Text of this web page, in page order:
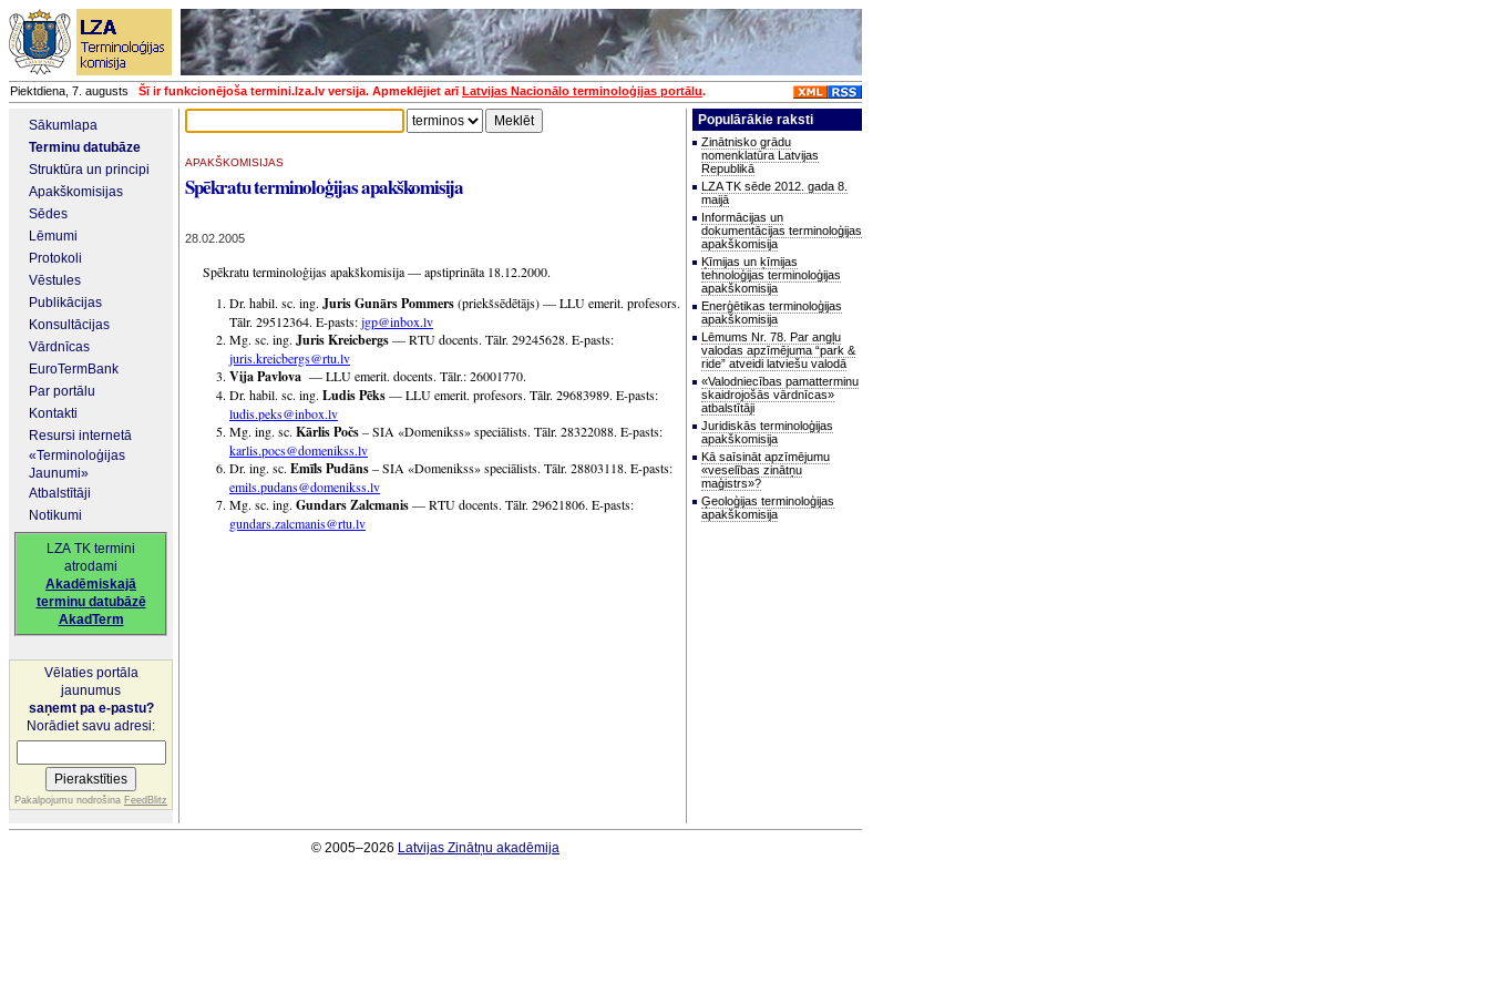
Piektdiena, 7. augusts Šī ir funkcionējoša termini.lza.lv versija. Apmeklējiet arīLatvijas Nacionālo terminoloģijas portālu.
Sākumlapa
Terminu datubāze
Struktūra un principi
Apakškomisijas
Sēdes
Lēmumi
Protokoli
Vēstules
Publikācijas
Konsultācijas
Vārdnīcas
EuroTermBank
Par portālu
Kontakti
Resursi internetā
«Terminoloģijas
Jaunumi»
Atbalstītāji
Notikumi
LZA TK termini
atrodami
Akadēmiskajā
terminu datubāzē
AkadTerm
Vēlaties portāla
jaunumus
saņemt pa e-pastu?
Norādiet savu adresi:
Pakalpojumu nodrošina FeedBlitz
APAKŠKOMISIJAS
Spēkratu terminoloģijas apakškomisija
28.02.2005
Spēkratu terminoloģijas apakškomisija — apstiprināta 18.12.2000.
Dr. habil. sc. ing. Juris Gunārs Pommers(priekšsēdētājs) — LLU emerit. profesors.
Tālr. 29512364. E-pasts:jgp@inbox.lv
Mg. sc. ing. Juris Kreicbergs— RTU docents. Tālr. 29245628. E-pasts:
juris.kreicbergs@rtu.lv
Vija Pavlova — LLU emerit. docents. Tālr.: 26001770.
Dr. habil. sc. ing. Ludis Pēks— LLU emerit. profesors. Tālr. 29683989. E-pasts:
ludis.peks@inbox.lv
Mg. ing. sc. Kārlis Počs– SIA «Domenikss» speciālists. Tālr. 28322088. E-pasts:
karlis.pocs@domenikss.lv
Dr. ing. sc. Emīls Pudāns– SIA «Domenikss» speciālists. Tālr. 28803118. E-pasts:
emils.pudans@domenikss.lv
Mg. sc. ing. Gundars Zalcmanis— RTU docents. Tālr. 29621806. E-pasts:
gundars.zalcmanis@rtu.lv
Populārākie raksti
Zinātnisko grādu
nomenklatūra Latvijas
Republikā
LZA TK sēde 2012. gada 8.
maijā
Informācijas un
dokumentācijas terminoloģijas
apakškomisija
Ķīmijas un ķīmijas
tehnoloģijas terminoloģijas
apakškomisija
Enerģētikas terminoloģijas
apakškomisija
Lēmums Nr. 78. Par angļu
valodas apzīmējuma “park &
ride” atveidi latviešu valodā
«Valodniecības pamatterminu
skaidrojošās vārdnīcas»
atbalstītāji
Juridiskās terminoloģijas
apakškomisija
Kā saīsināt apzīmējumu
«veselības zinātņu
maģistrs»?
Ģeoloģijas terminoloģijas
apakškomisija
© 2005–2026 Latvijas Zinātņu akadēmija